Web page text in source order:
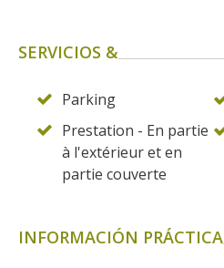
SERVICIOS &
Parking
Prestation - En partie
à l'extérieur et en
partie couverte
INFORMACIÓN PRÁCTICA